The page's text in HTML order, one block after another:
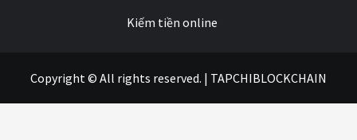
Kiếm tiền online
Copyright © All rights reserved. | TAPCHIBLOCKCHAIN